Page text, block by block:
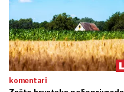
komentari